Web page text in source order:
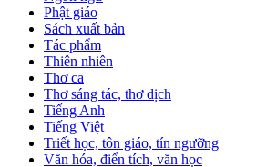
Phật giáo
Sách xuất bản
Tác phẩm
Thiên nhiên
Thơ ca
Thơ sáng tác, thơ dịch
Tiếng Anh
Tiếng Việt
Triết học, tôn giáo, tín ngưỡng
Văn hóa, điển tích, văn học